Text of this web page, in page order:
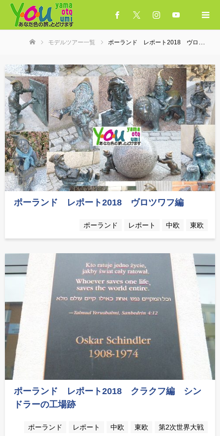
モデルツアー一覧 ポーランド レポート2018 ヴロツワフ編
ポーランド レポート2018 ヴロツワフ編
ポーランド レポート 中欧 東欧
ポーランド レポート2018 クラクフ編 シン
ドラーの工場跡
ポーランド レポート 中欧 東欧 第2次世界大戦